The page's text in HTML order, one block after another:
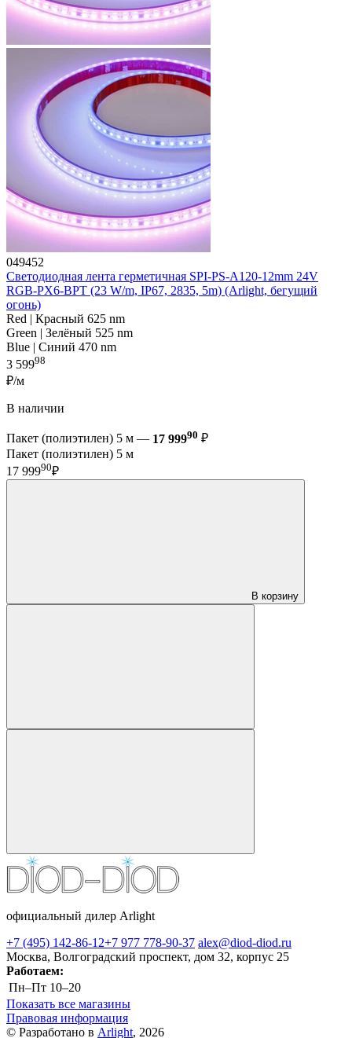
049452
Светодиодная лента герметичная SPI-PS-A120-12mm 24V
RGB-PX6-BPT (23 W/m, IP67, 2835, 5m) (Arlight, бегущий
огонь)
Red | Красный 625 nm
Green | Зелёный 525 nm
Blue | Синий 470 nm
3 59998
₽/м
В наличии
Пакет (полиэтилен) 5 м — 17 99990 ₽
Пакет (полиэтилен) 5 м
17 99990₽
В корзину
официальный дилер Arlight
+7 (495) 142-86-12+7 977 778-90-37 alex@diod-diod.ru
Москва, Волгоградский проспект, дом 32, корпус 25
Работаем:
Пн–Пт 10–20
Показать все магазины
Правовая информация
© Разработано в Arlight, 2026